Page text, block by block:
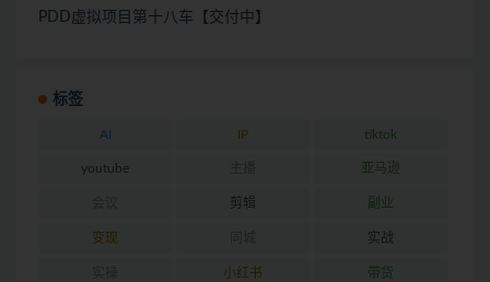
PDD虚拟项目第十八车【交付中】
标签
AI IP tiktok
youtube 亚马逊
剪辑 副业
变现 实战
小红书 带货